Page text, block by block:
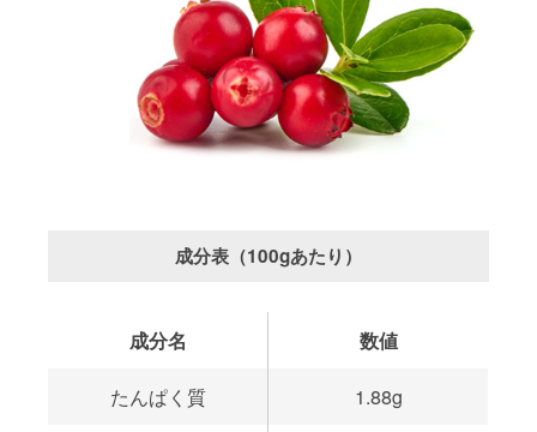
成分表（100gあたり）
成分名 数値
たんぱく質 1.88g